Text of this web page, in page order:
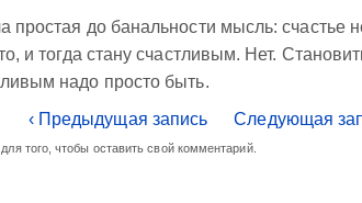
простая до банальности мысль: счастье
и тогда стану счастливым. Нет.
надо просто быть.
‹ Предыдущая запись
Следующая
для того, чтобы оставить свой комментарий.